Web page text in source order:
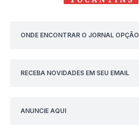
ONDE ENCONTRAR O JORNAL OPÇÃO
RECEBA NOVIDADES EM SEU EMAIL
ANUNCIE AQUI